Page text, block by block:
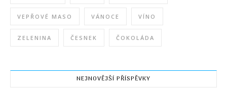
VEPŘOVÉ MASO VÁNOCE VÍNO
ZELENINA ČESNEK ČOKOLÁDA
NEJNOVĚJŠÍ PŘÍSPĚVKY